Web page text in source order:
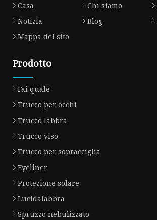
Casa Chi siamo
Notizia
Blog
Mappa del sito
Prodotto
Fai quale
Trucco per occhi
Trucco labbra
Trucco viso
Trucco per sopracciglia
Eyeliner
Protezione solare
Lucidalabbra
Spruzzo nebulizzato